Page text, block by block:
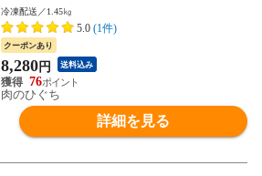
牛＆国産豚肉＆ 牛タン ＆ウインナー 1.45
㎏ バーベキュー 焼き肉 焼肉 銘柄和牛 国
産豚 牛たん BBQ 詰め合わせ
冷凍配送／1.45㎏
5.0 (1件)
クーポンあり
8,280円 送料込み
76
肉のひぐち
詳細を見る